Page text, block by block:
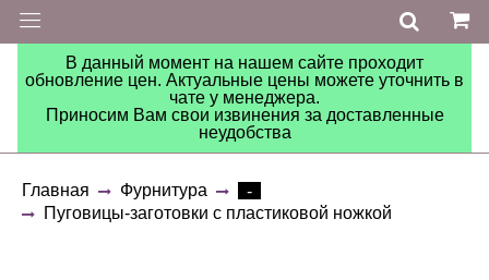
В данный момент на нашем сайте проходит
обновление цен. Актуальные цены можете уточнить в
чате у менеджера.
Приносим Вам свои извинения за доставленные
неудобства
Главная Фурнитура
-
Пуговицы-заготовки с пластиковой ножкой